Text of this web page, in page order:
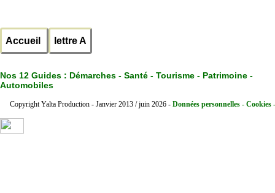
Accueil lettre A
Nos 12 Guides : Démarches - Santé - Tourisme - Patrimoine -
Automobiles
Copyright Yalta Production - Janvier 2013 / juin 2026 - Données personnelles - Cookies